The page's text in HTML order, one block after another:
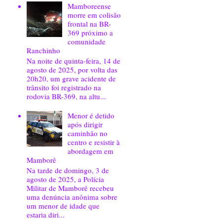
Mamboreense
morre em colisão
frontal na BR-
369 próximo a
comunidade
Ranchinho
Na noite de quinta-feira, 14 de
agosto de 2025, por volta das
20h20, um grave acidente de
trânsito foi registrado na
rodovia BR-369, na altu...
Menor é detido
após dirigir
caminhão no
centro e resistir à
abordagem em
Mamborê
Na tarde de domingo, 3 de
agosto de 2025, a Polícia
Militar de Mamborê recebeu
uma denúncia anônima sobre
um menor de idade que
estaria diri...